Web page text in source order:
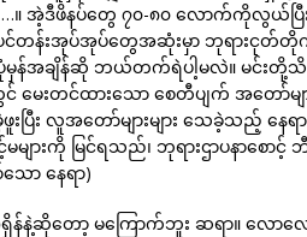
…။ အဲ့ဒီဖိနပ်တွေ ၇၀-၈၀ လောက်ကိုလွယ်ပ
တန်းအုပ်အုပ်တွေအဆုံးမှာ ဘုရားငုတ်တိုက
မှန်အချိန်ဆို ဘယ်တက်ရဲပါ့မလဲ။ မင်းတို့သိ
မေးတင်ထားသော စေတီပျက် အတော်မျာ
ပြီး လူအတော်များများ သေခဲ့သည့် န
င့်မများကို မြင်ရသည်၊ ဘုရားဌာပနာစေ
ာ နေရာ)
နဲ့ဆိုတော့ မကြောက်ဘူး ဆရာ။ လောလ